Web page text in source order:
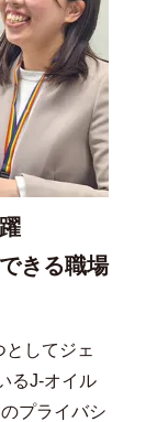
きる職場
してジェ
るJ-オイル
プライバシ